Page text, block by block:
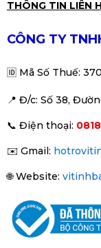
✔Chuẩn IP67
✔ Nhà ở – căn
✔ Văn phòng –
✔ Hệ thống
gói
THÔNG TIN LIÊN
CÔNG TY
🆔 Mã Số Thuế:
📍 Đ/c: Số 38,
📞 Điện thoại:
✉️ Gmail:
🌐Website: